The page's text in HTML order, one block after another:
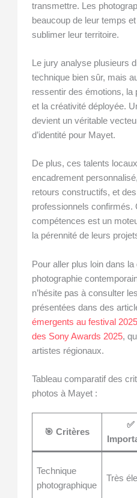
transmettre. Les
beaucoup de leur temps
sublimer leur territoire.
Le jury analyse plusieurs
technique bien sûr, mais
ressentir des émotions, la
et la créativité déployée.
devient un véritable
d’identité pour Mayet.
De plus, ces talents
encadrement
retours constructifs, et
professionnels confirmés.
compétences est un
la pérennité de leurs
Pour aller plus loin dans
photographie
n’hésite pas à consulter
présentées dans des
émergents au festival 2025
des Sony Awards 2025,
artistes régionaux.
Tableau comparatif des
photos à Mayet :
🎯 Critères
✅
Technique
photographique
Très